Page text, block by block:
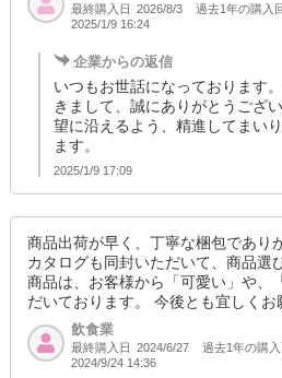
最終購入日 2026/8/3 過去1年の購入
2025/1/9 16:24
企業からの返信
いつもお世話になっております
きまして、誠にありがとうござ
望に沿えるよう、精進してまい
ます。
2025/1/9 17:09
商品出荷が早く、丁寧な梱包であり
カタログも同封いただいて、商品選
商品は、お客様から「可愛い」や、
だいております。 今後とも宜しくお
飲食業
最終購入日 2024/6/27 過去1年の購
2024/9/24 14:36